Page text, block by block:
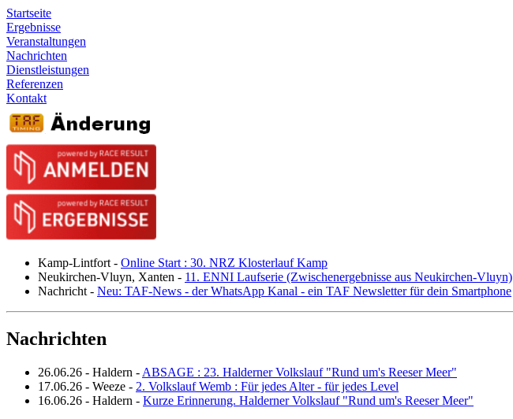
Startseite
Ergebnisse
Veranstaltungen
Nachrichten
Dienstleistungen
Referenzen
Kontakt
Kamp-Lintfort - Online Start : 30. NRZ Klosterlauf Kamp
Neukirchen-Vluyn, Xanten - 11. ENNI Laufserie (Zwischenergebnisse aus Neukirchen-Vluyn)
Nachricht - Neu: TAF-News - der WhatsApp Kanal - ein TAF Newsletter für dein Smartphone
Nachrichten
26.06.26 - Haldern - ABSAGE : 23. Halderner Volkslauf "Rund um's Reeser Meer"
17.06.26 - Weeze - 2. Volkslauf Wemb : Für jedes Alter - für jedes Level
16.06.26 - Haldern - Kurze Erinnerung. Halderner Volkslauf "Rund um's Reeser Meer"